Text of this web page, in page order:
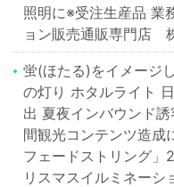
照明に※受注生産品 業
ョン販売通販専門店
蛍(ほたる)をイメージ
の灯り ホタルライト
出 夏夜インバウンド
間観光コンテンツ造成
フェードストリング
リスマスイルミネー